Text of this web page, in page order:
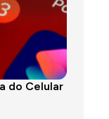
do Celular